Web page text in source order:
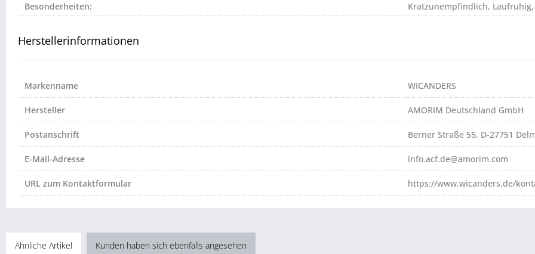
Besonderheiten:
Kratzunempfindlich,
Herstellerinformationen
Markenname WICANDERS
Hersteller AMORIM Deutschland GmbH
Postanschrift Berner Straße 55, D-27751
E-Mail-Adresse info.acf.de@amorim.com
URL zum Kontaktformular https://www.wicanders.de/
Ähnliche Artikel Kunden haben sich ebenfalls angesehen